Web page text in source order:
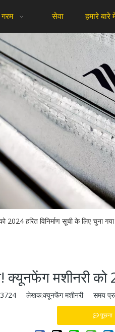
गरम सेवा हमारे बारे
2024 हरित विनिर्माण सूची के लिए चुना गया
क्यूनफेंग मशीनरी को
3724 लेखक:क्यूनफेंग मशीनरी समय
पूछना